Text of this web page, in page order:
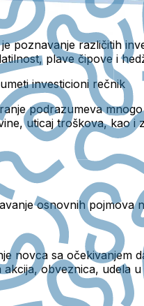
poznavanje različitih
plave čipove i
investicioni rečnik
podrazumeva
uticaj troškova, kao i
osnovnih pojmova
novca sa očekivanjem
obveznica, udela